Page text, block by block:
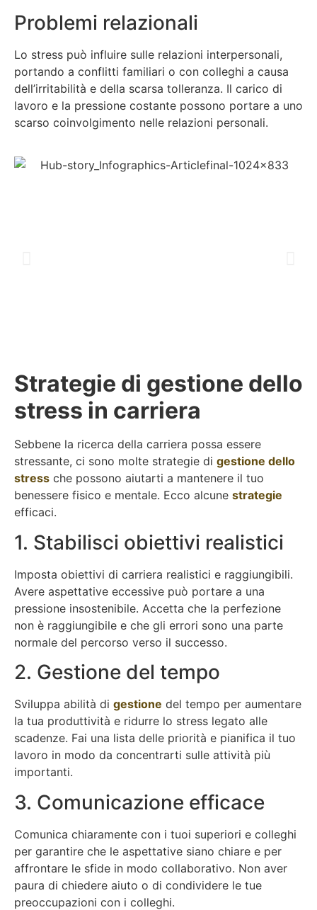
Problemi relazionali
Lo stress può influire sulle relazioni interpersonali,
portando a conflitti familiari o con colleghi a causa
dell’irritabilità e della scarsa tolleranza. Il carico di
lavoro e la pressione costante possono portare a uno
scarso coinvolgimento nelle relazioni personali.
Strategie di gestione dello
stress in carriera
Sebbene la ricerca della carriera possa essere
stressante, ci sono molte strategie di gestione dello
stress che possono aiutarti a mantenere il tuo
benessere fisico e mentale. Ecco alcune strategie
efficaci.
1. Stabilisci obiettivi realistici
Imposta obiettivi di carriera realistici e raggiungibili.
Avere aspettative eccessive può portare a una
pressione insostenibile. Accetta che la perfezione
non è raggiungibile e che gli errori sono una parte
normale del percorso verso il successo.
2. Gestione del tempo
Sviluppa abilità di gestione del tempo per aumentare
la tua produttività e ridurre lo stress legato alle
scadenze. Fai una lista delle priorità e pianifica il tuo
lavoro in modo da concentrarti sulle attività più
importanti.
3. Comunicazione efficace
Comunica chiaramente con i tuoi superiori e colleghi
per garantire che le aspettative siano chiare e per
affrontare le sfide in modo collaborativo. Non aver
paura di chiedere aiuto o di condividere le tue
preoccupazioni con i colleghi.